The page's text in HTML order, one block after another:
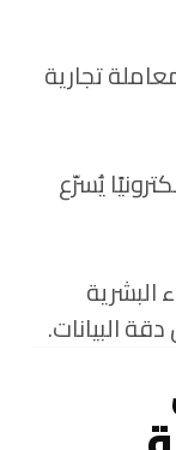
تجارية
يُسرّع
البشرية
البيانات.